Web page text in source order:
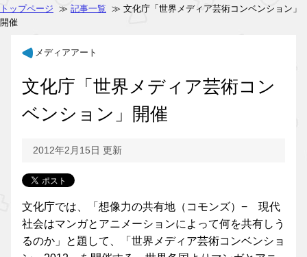
トップページ ≫ 記事一覧 ≫ 文化庁「世界メディア芸術コンベンション」
開催
メディアアート
文化庁「世界メディア芸術コン
ベンション」開催
2012年2月15日 更新
文化庁では、「想像力の共有地（コモンズ）− 現代
社会はマンガとアニメーションによって何を共有しう
るのか」と題して、「世界メディア芸術コンベンショ